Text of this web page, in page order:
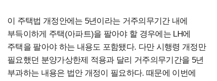
이 주택법 개정안에는 5년이라는 거주의무기간 내에
부득이하게 주택(아파트)을 팔아야 할 경우에는 LH에
주택을 팔아야 하는 내용도 포함됐다. 다만 시행령 개정만
필요했던 분양가상한제 적용과 달리 거주의무기간을 5년
부과하는 내용은 법안 개정이 필요하다. 때문에 이번에